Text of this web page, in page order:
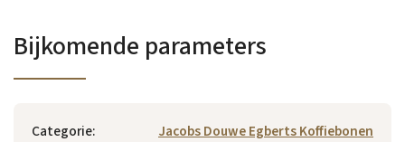
Bijkomende parameters
Categorie:
Jacobs Douwe Egberts Koffiebonen